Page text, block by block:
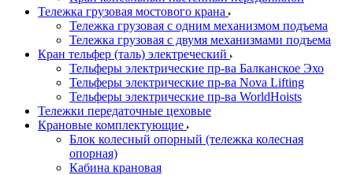
Тележка грузовая мостового крана
Тележка грузовая с одним механизмом подъема
Тележка грузовая с двумя механизмами подъема
Кран тельфер (таль) электреческий
Тельферы электрические пр-ва Балканское Эхо
Тельферы электрические пр-ва Nova Lifting
Тельферы электрические пр-ва WorldHoists
Тележки передаточные цеховые
Крановые комплектующие
Блок колесный опорный (тележка колесная
опорная)
Кабина крановая